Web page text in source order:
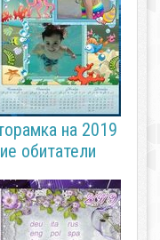
на 2019
обитатели